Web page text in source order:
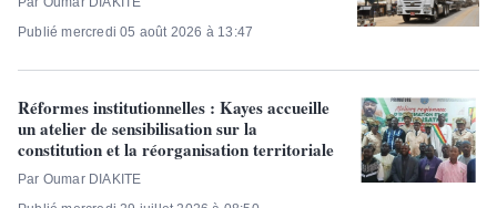
Publié mercredi 05 août 2026 à 13:47
Réformes institutionnelles : Kayes accueille
un atelier de sensibilisation sur la
constitution et la réorganisation territoriale
Par Oumar DIAKITE